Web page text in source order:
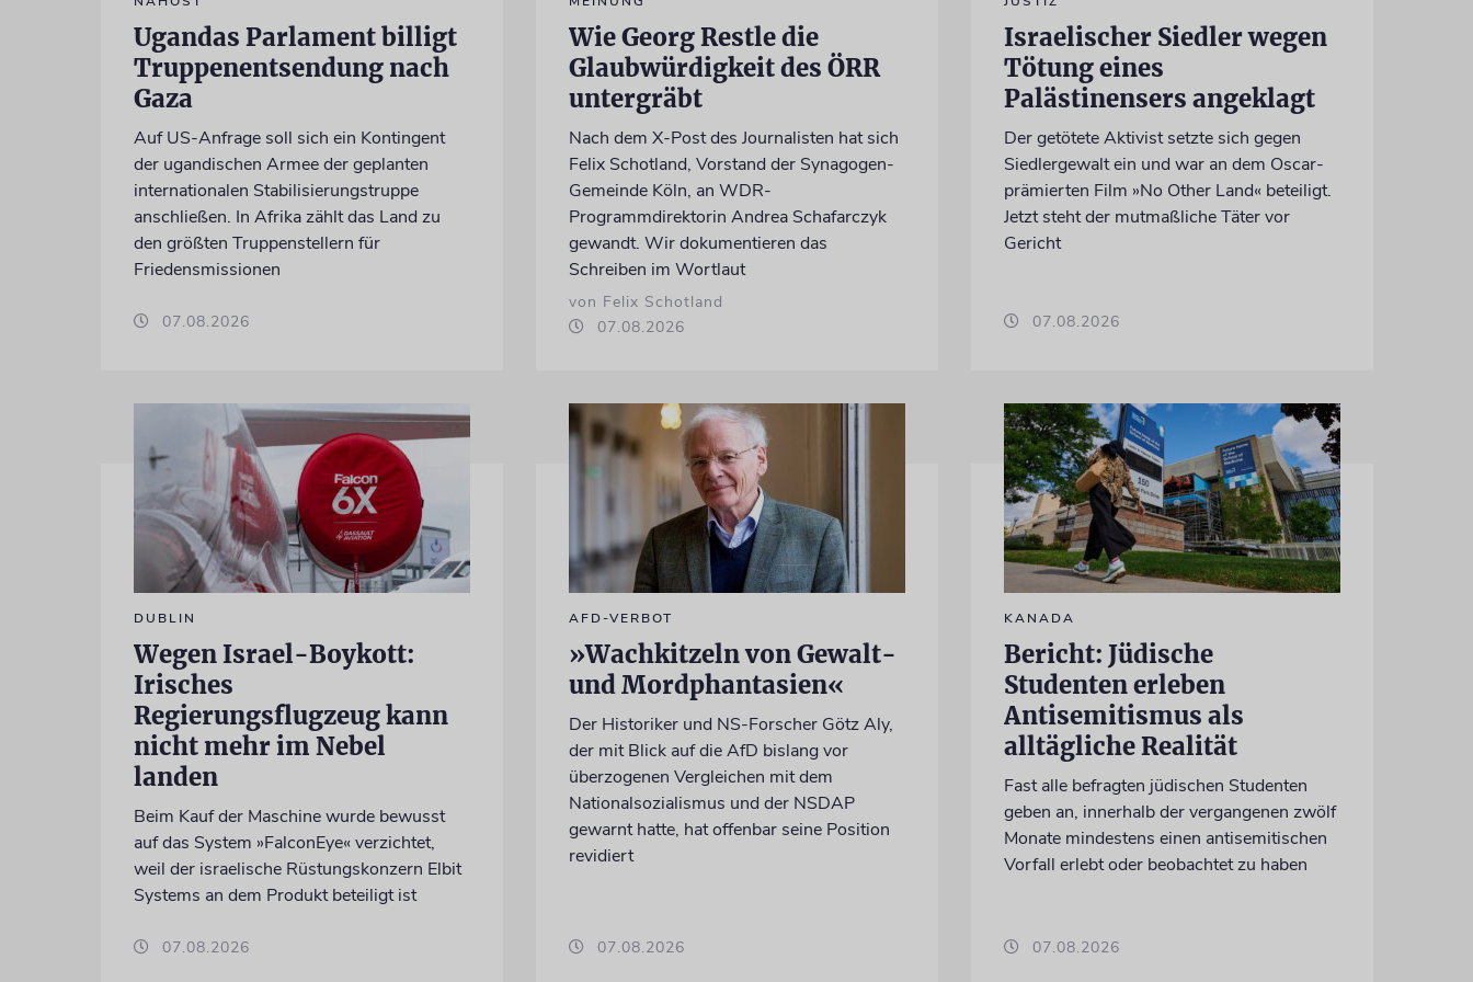
Ugandas Parlament billigt
Truppenentsendung nach
Gaza
Auf US-Anfrage soll sich ein Kontingent
der ugandischen Armee der geplanten
internationalen Stabilisierungstruppe
anschließen. In Afrika zählt das Land zu
den größten Truppenstellern für
Friedensmissionen
07.08.2026
Wie Georg Restle die
Glaubwürdigkeit des ÖRR
untergräbt
Nach dem X-Post des Journalisten hat sich
Felix Schotland, Vorstand der Synagogen-
Gemeinde Köln, an WDR-
Programmdirektorin Andrea Schafarczyk
gewandt. Wir dokumentieren das
Schreiben im Wortlaut
von Felix Schotland
07.08.2026
Israelischer Siedler wegen
Tötung eines
Palästinensers angeklagt
Der getötete Aktivist setzte sich gegen
Siedlergewalt ein und war an dem Oscar-
prämierten Film »No Other Land« beteiligt.
Jetzt steht der mutmaßliche Täter vor
Gericht
07.08.2026
DUBLIN
Wegen Israel-Boykott:
Irisches
Regierungsflugzeug kann
nicht mehr im Nebel
landen
Beim Kauf der Maschine wurde bewusst
auf das System »FalconEye« verzichtet,
weil der israelische Rüstungskonzern Elbit
Systems an dem Produkt beteiligt ist
07.08.2026
AFD-VERBOT
»Wachkitzeln von Gewalt-
und Mordphantasien«
Der Historiker und NS-Forscher Götz Aly,
der mit Blick auf die AfD bislang vor
überzogenen Vergleichen mit dem
Nationalsozialismus und der NSDAP
gewarnt hatte, hat offenbar seine Position
revidiert
07.08.2026
KANADA
Bericht: Jüdische
Studenten erleben
Antisemitismus als
alltägliche Realität
Fast alle befragten jüdischen Studenten
geben an, innerhalb der vergangenen zwölf
Monate mindestens einen antisemitischen
Vorfall erlebt oder beobachtet zu haben
07.08.2026